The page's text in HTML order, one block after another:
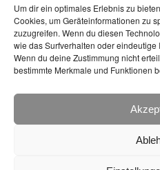
Um dir ein optimales Erlebnis zu
Cookies, um Geräteinformationen zu
zuzugreifen. Wenn du diesen
wie das Surfverhalten oder
Wenn du deine Zustimmung nicht
bestimmte Merkmale und Funktionen
Ergebnisse 2024
Die Insektenwelt auf dem
Entomologischer
Dr. Martin Feike, Neue
Spendenkonto: DE 61
SWIFT-BIC